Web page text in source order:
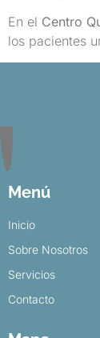
En el Centro
los pacientes
Menú
Inicio
Sobre Nosotros
Servicios
Contacto